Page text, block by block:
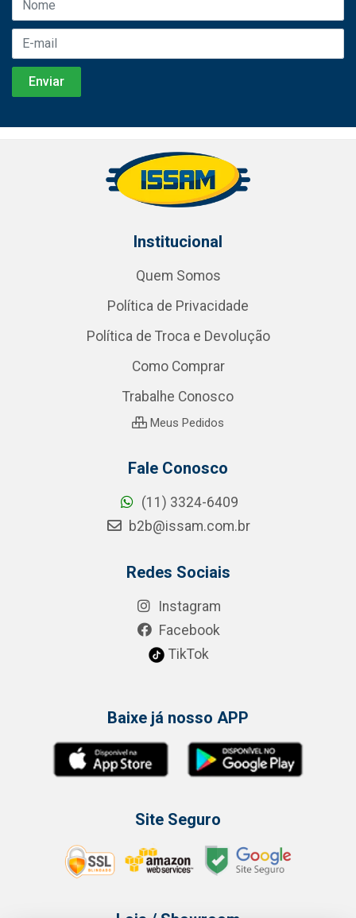
Institucional
Quem Somos
Política de Privacidade
Política de Troca e Devolução
Como Comprar
Trabalhe Conosco
Meus Pedidos
Fale Conosco
(11) 3324-6409
b2b@issam.com.br
Redes Sociais
Instagram
Facebook
TikTok
Baixe já nosso APP
Site Seguro